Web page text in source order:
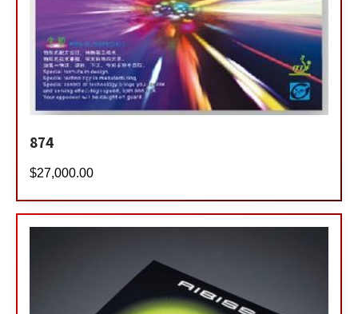
874
$27,000.00